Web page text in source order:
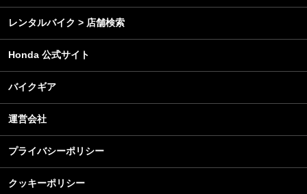
レンタルバイク > 店舗検索
Honda 公式サイト
バイクギア
運営会社
プライバシーポリシー
クッキーポリシー